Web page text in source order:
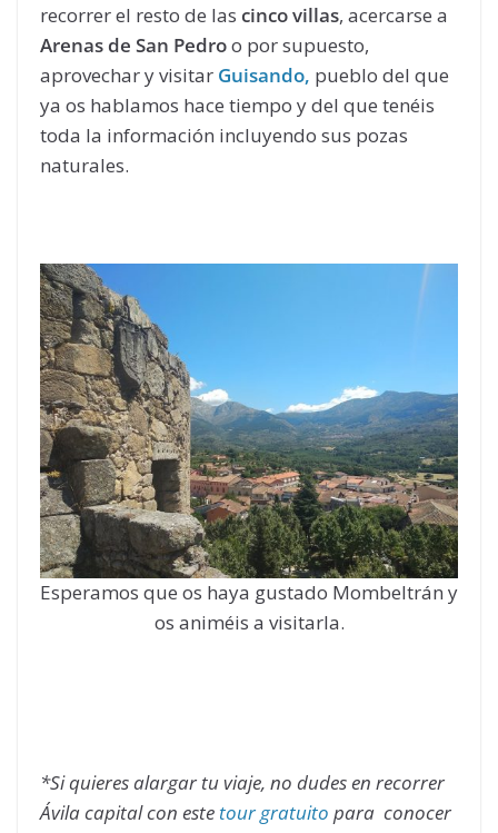
recorrer el resto de las cinco villas, acercarse a
Arenas de San Pedroo por supuesto,
aprovechar y visitar Guisando, pueblo del que
ya os hablamos hace tiempo y del que tenéis
toda la información incluyendo sus pozas
naturales.
Esperamos que os haya gustado Mombeltrán y
os animéis a visitarla.
*Si quieres alargar tu viaje, no dudes en recorrer
Ávila capital con este tour gratuito para conocer